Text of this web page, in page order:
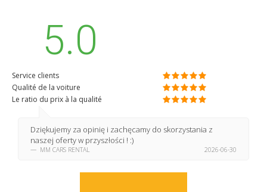
5.0
Service clients
Qualité de la voiture
Le ratio du prix à la qualité
Dziękujemy za opinię i zachęcamy do skorzystania z
naszej oferty w przyszłości ! :)
MM CARS RENTAL 2026-06-30